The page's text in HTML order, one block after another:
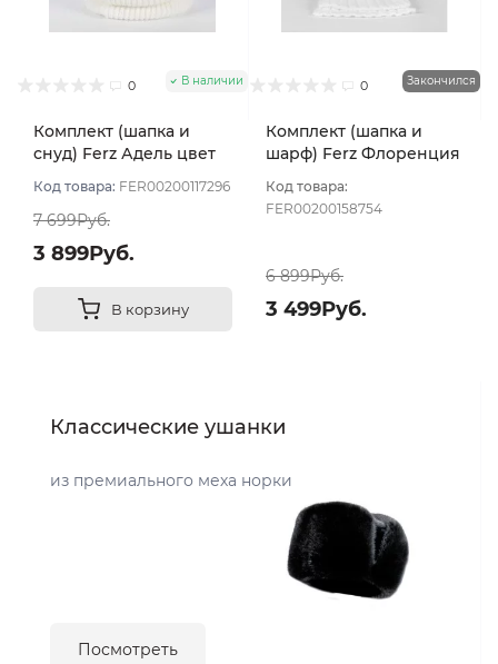
0 В наличии
Комплект (шапка и
снуд) Ferz Адель цвет
Код товара: FER00200117296
7 699Руб.
3 899Руб.
В корзину
0 Закончился
Комплект (шапка и
шарф) Ferz Флоренция
Код товара:
FER00200158754
6 899Руб.
3 499Руб.
Классические ушанки
из премиального меха норки
Посмотреть